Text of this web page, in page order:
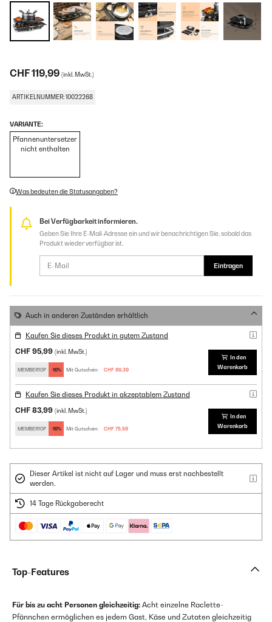
+1
CHF 119,99 (inkl. MwSt.)
ARTIKELNUMMER: 10022268
VARIANTE:
Pfannenuntersetzer
nicht enthalten
Was bedeuten die Statusangaben?
Bei Verfügbarkeit informieren.
Geben Sie Ihre E-Mail-Adresse ein und wir benachrichtigen Sie, sobald das
Produkt wieder verfügbar ist.
Eintragen
Auch in anderen Zuständen erhältlich
Kaufen Sie dieses Produkt in gutem Zustand
CHF 95,99 (inkl. MwSt.)
MEMBER10P -10% Mit Gutschein: CHF 86,39
In den
Warenkorb
Kaufen Sie dieses Produkt in akzeptablem Zustand
CHF 83,99 (inkl. MwSt.)
MEMBER10P -10% Mit Gutschein: CHF 75,59
In den
Warenkorb
Dieser Artikel ist nicht auf Lager und muss erst nachbestellt
werden.
14 Tage Rückgaberecht
Top-Features
Für bis zu acht Personen gleichzeitig: Acht einzelne Raclette-
Pfännchen ermöglichen es jedem Gast, Käse und Zutaten gleichzeitig